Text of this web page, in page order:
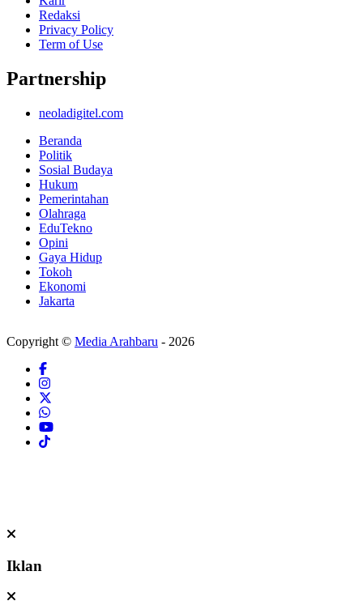
Redaksi
Privacy Policy
Term of Use
Partnership
neoladigitel.com
Beranda
Politik
Sosial Budaya
Hukum
Pemerintahan
Olahraga
EduTekno
Opini
Gaya Hidup
Tokoh
Ekonomi
Jakarta
Copyright © Media Arahbaru - 2026
Iklan